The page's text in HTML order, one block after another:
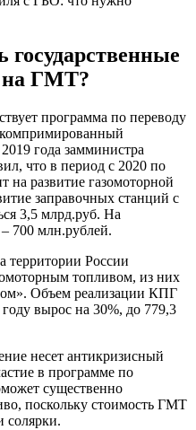
на ГМТ?
программа по переводу
компримированный
года замминистра
что в период с 2020 по
на развитие газомоторной
заправочных станций с
3,5 млрд.руб. На
700 млн.рублей.
территории России
топливом, из них
Объем реализации КПГ
вырос на 30%, до 779,3
несет антикризисный
в программе по
существенно
поскольку стоимость ГМТ
солярки.